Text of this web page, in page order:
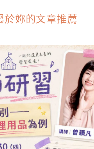
於妳的文章推薦